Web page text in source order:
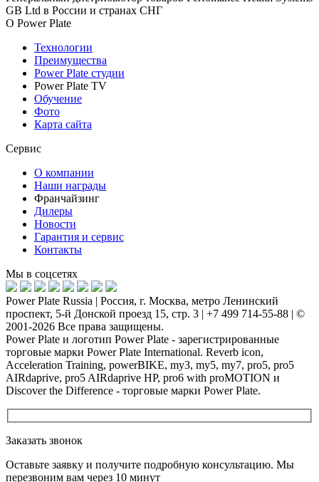
GB Ltd в России и странах СНГ
О Power Plate
Технологии
Преимущества
Power Plate студии
Power Plate TV
Обучение
Фото
Карта сайта
Сервис
О компании
Наши награды
Франчайзинг
Дилеры
Новости
Гарантия и сервис
Контакты
Мы в соцсетях
Power Plate Russia | Россия, г. Москва, метро Ленинский
проспект, 5-й Донской проезд 15, стр. 3 | +7 499 714-55-88 | ©
2001-2026 Все права защищены.
Power Plate и логотип Power Plate - зарегистрированные
торговые марки Power Plate International. Reverb icon,
Acceleration Training, powerBIKE, my3, my5, my7, pro5, pro5
AIRdaprive, pro5 AIRdaprive HP, pro6 with proMOTION и
Discover the Difference - торговые марки Power Plate.
Заказать звонок
Оставьте заявку и получите подробную консультацию. Мы
перезвоним вам через 10 минут